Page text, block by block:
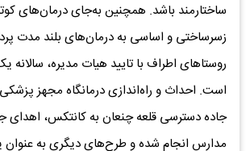
ساختارمند باشد. همچنین به‌جای درمان‌های
زسرساختی و اساسی به درمان‌های بلند مدت
روستاهای اطراف با تایید هیات مدیره، سالانه
است. احداث و راه‌اندازی درمانگاه مجهز
جاده دسترسی قلعه چنعان به کانتکس، اهدای
مدارس انجام شده و طرح‌های دیگری به